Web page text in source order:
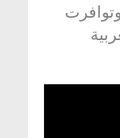
وتوافرت